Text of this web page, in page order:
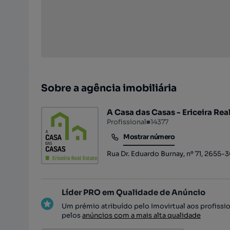
Sobre a agência imobiliária
A Casa das Casas - Ericeira
Profissional■14377
Mostrar número
Mostrar número
Rua Dr. Eduardo Burnay, nº 71,
Líder PRO em Qualidade de Anúncio
Um prémio atribuído pelo Imovirtual aos
pelosanúncios com a mais alta qualidade